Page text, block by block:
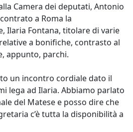
Camera dei deputati, Antonio
a Roma la
Ilaria Fontana, titolare di varie
a bonifiche, contrasto al
appunto, parchi.
un incontro cordiale dato il
lega ad Ilaria. Abbiamo parlato
del Matese e posso dire che
c’è tutta la disponibilità a